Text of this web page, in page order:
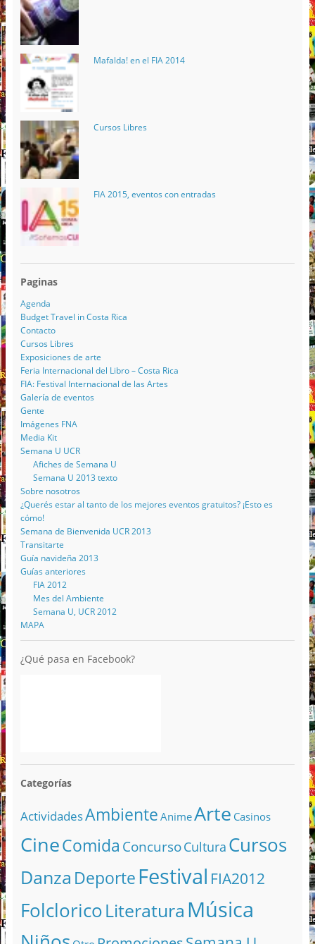
Mafalda! en el FIA 2014
Cursos Libres
FIA 2015, eventos con entradas
Paginas
Agenda
Budget Travel in Costa Rica
Contacto
Cursos Libres
Exposiciones de arte
Feria Internacional del Libro – Costa Rica
FIA: Festival Internacional de las Artes
Galería de eventos
Gente
Imágenes FNA
Media Kit
Semana U UCR
Afiches de Semana U
Semana U 2013 texto
Sobre nosotros
¿Querés estar al tanto de los mejores eventos gratuitos? ¡Esto es
cómo!
Semana de Bienvenida UCR 2013
Transitarte
Guía navideña 2013
Guías anteriores
FIA 2012
Mes del Ambiente
Semana U, UCR 2012
MAPA
¿Qué pasa en Facebook?
Categorías
ActividadesAmbiente AnimeArte Casinos
CineComida ConcursoCultura Cursos
Danza DeporteFestival FIA2012
FolcloricoLiteratura Música